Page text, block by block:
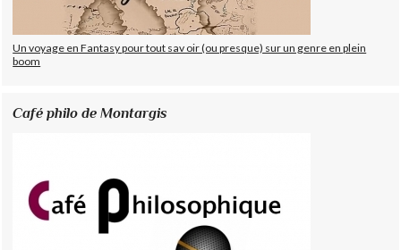
Un voyage en Fantasy pour tout sav oir (ou presque) sur un genre en plein
boom
Café philo de Montargis